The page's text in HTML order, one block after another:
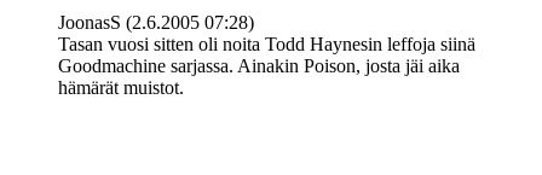
JoonasS (2.6.2005 07:28)
Tasan vuosi sitten oli noita Todd Haynesin leffoja siinä
Goodmachine sarjassa. Ainakin Poison, josta jäi aika
hämärät muistot.